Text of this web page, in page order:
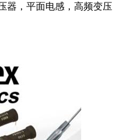
器，平面电感，高频变压